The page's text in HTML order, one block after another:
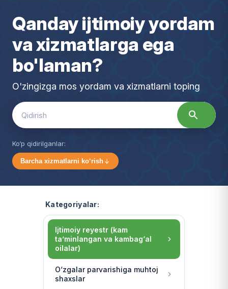
mtiy oz
Qanday ijtimoiy yordam
va xizmatlarga ega
bo'laman?
O'zingizga mos yordam va xizmatlarni toping
Search
for:
Ko‘p qidirilganlar:
Barcha xizmatlarni ko‘rish
Kategoriyalar:
Ijtimoiy reyestr (kam
ta’minlangan va kambag‘al
oilalar)
O‘zgalar parvarishiga muhtoj
shaxslar